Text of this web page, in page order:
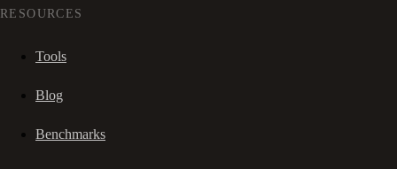
RESOURCES
Tools
Blog
Benchmarks